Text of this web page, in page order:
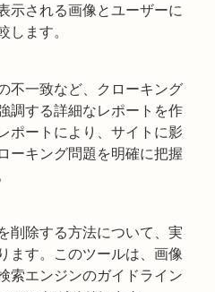
示される画像とユーザーに
します。
不一致など、クローキング
調する詳細なレポートを作
ポートにより、サイトに影
ーキング問題を明確に把握
削除する方法について、実
ます。このツールは、画像
索エンジンのガイドライン